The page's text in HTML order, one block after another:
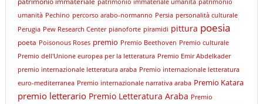
patrimonio immateriale umanità patrimonio
umanità Pechino percorso arabo-normanno Persia personalità culturale
Perugia Pew Research Center pianoforte piramidi pittura poesia
poeta Poisonous Roses premio Premio Beethoven Premio culturale
Premio dell'Unione europea per la letteratura Premio Emir Abdelkader
premio internazionale letteratura araba Premio internazionale letteratura
euro-mediterranea Premio internazionale narrativa araba Premio Katara
premio letterario Premio Letteratura Araba Premio